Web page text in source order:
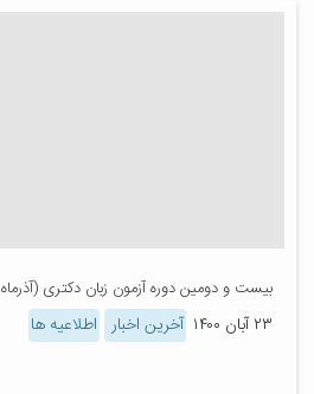
بیست و دومین دوره آزمون زبان دکتری (آذرماه ۱۴۰۰)
۲۳ آبان ۱۴۰۰ آخرین اخبار اطلاعیه ها